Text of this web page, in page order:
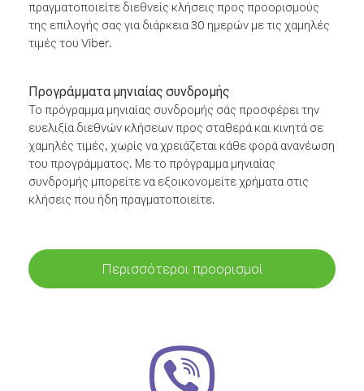
πραγματοποιείτε διεθνείς κλήσεις προς προορισμούς
της επιλογής σας για διάρκεια 30 ημερών με τις χαμηλές
τιμές του Viber.
Προγράμματα μηνιαίας συνδρομής
Το πρόγραμμα μηνιαίας συνδρομής σάς προσφέρει την
ευελιξία διεθνών κλήσεων προς σταθερά και κινητά σε
χαμηλές τιμές, χωρίς να χρειάζεται κάθε φορά ανανέωση
του προγράμματος. Με το πρόγραμμα μηνιαίας
συνδρομής μπορείτε να εξοικονομείτε χρήματα στις
κλήσεις που ήδη πραγματοποιείτε.
Περισσότεροι προορισμοί